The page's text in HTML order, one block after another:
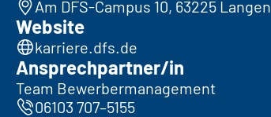
Am DFS-Campus 10, 63225 Langen
Website
karriere.dfs.de
Ansprechpartner/in
Team Bewerbermanagement
06103 707–5155